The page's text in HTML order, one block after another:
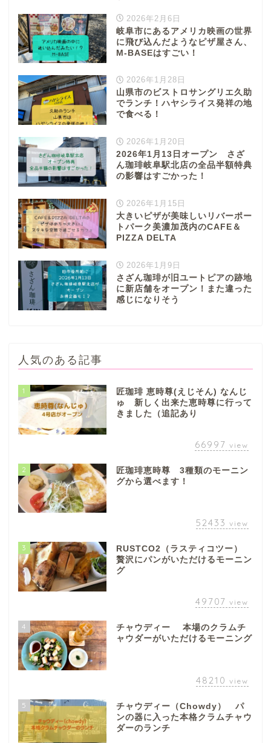
2026年2月6日
岐阜市にあるアメリカ映画の世界
に飛び込んだようなピザ屋さん、
M-BASEはすごい！
2026年1月28日
山県市のビストロサングリエ久助
でランチ！ハヤシライス発祥の地
で食べる！
2026年1月20日
2026年1月13日オープン さざ
ん珈琲岐阜駅北店の全品半額特典
の影響はすごかった！
2026年1月15日
大きいピザが美味しいリバーポー
トパーク美濃加茂内のCAFE＆
PIZZA DELTA
2026年1月9日
さざん珈琲が旧ユートピアの跡地
に新店舗をオープン！また違った
感じになりそう
人気のある記事
1
匠珈琲 恵時尊(えじそん) なんじ
ゅ 新しく出来た恵時尊に行って
きました（追記あり
66997 view
2
匠珈琲恵時尊 3種類のモーニン
グから選べます！
52433 view
3
RUSTCO2（ラスティコツー）
贅沢にパンがいただけるモーニン
グ
49707 view
4
チャウディー 本場のクラムチ
ャウダーがいただけるモーニング
48210 view
5
チャウディー（Chowdy） パ
ンの器に入った本格クラムチャウ
ダーのランチ